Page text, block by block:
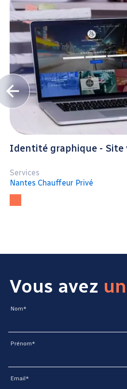
Identité graphique - Site
Services
Nantes Chauffeur Privé
Vous avez
Nom*
Prénom*
Email*